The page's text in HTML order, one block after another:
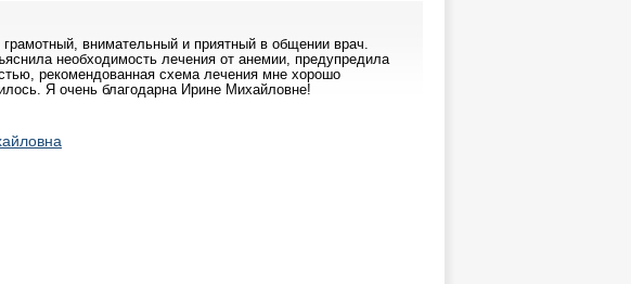
внимательный и приятный в общении врач.
необходимость лечения от анемии, предупредила
рекомендованная схема лечения мне хорошо
Я очень благодарна Ирине Михайловне!